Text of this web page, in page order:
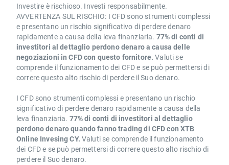
Investire è rischioso. Investi responsabilmente.
AVVERTENZA SUL RISCHIO: I CFD sono strumenti complessi
e presentano un rischio significativo di perdere denaro
rapidamente a causa della leva finanziaria. 77% di conti di
investitori al dettaglio perdono denaro a causa delle
negoziazioni in CFD con questo fornitore. Valuti se
comprende il funzionamento dei CFD e se può permettersi di
correre questo alto rischio di perdere il Suo denaro.
I CFD sono strumenti complessi e presentano un rischio
significativo di perdere denaro rapidamente a causa della
leva finanziaria. 77% di conti di investitori al dettaglio
perdono denaro quando fanno trading di CFD con XTB
Online Invesing CY. Valuti se comprende il funzionamento
dei CFD e se può permettersi di correre questo alto rischio di
perdere il Suo denaro.